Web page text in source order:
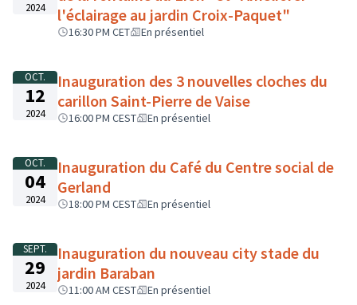
2024
l'éclairage au jardin Croix-Paquet"
16:30 PM CET En présentiel
OCT.
12
2024
Inauguration des 3 nouvelles cloches du
carillon Saint-Pierre de Vaise
16:00 PM CEST En présentiel
OCT.
04
2024
Inauguration du Café du Centre social de
Gerland
18:00 PM CEST En présentiel
SEPT.
29
2024
Inauguration du nouveau city stade du
jardin Baraban
11:00 AM CEST En présentiel